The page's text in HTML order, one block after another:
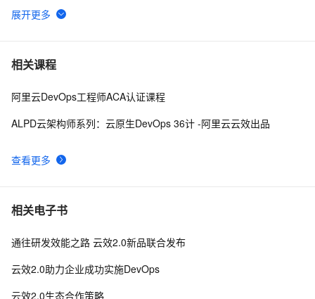
6 如何保障研发质量不踩坑？阿里技术专家教你几招
7 UI自动化体系建设的创新实践
8 阿里B2B研发管理难题如何应对？打造强有力的技术
度
相关课程
查看更多
阿里云DevOps工程师ACA认证课程
ALPD云架构师系列：云原生DevOps 36计 -阿里云云效出品
相关电子书
通往研发效能之路 云效2.0新品联合发布
云效2.0助力企业成功实施DevOps
云效2.0生态合作策略